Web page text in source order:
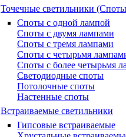
Точечные светильники
Споты с одной лампой
Споты с двумя лампами
Споты с тремя лампами
Споты с четырьмя
Споты с более четырьмя
Светодиодные споты
Потолочные споты
Настенные споты
Встраиваемые светильники
Гипсовые встраиваемые